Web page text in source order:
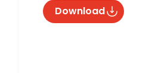
Download